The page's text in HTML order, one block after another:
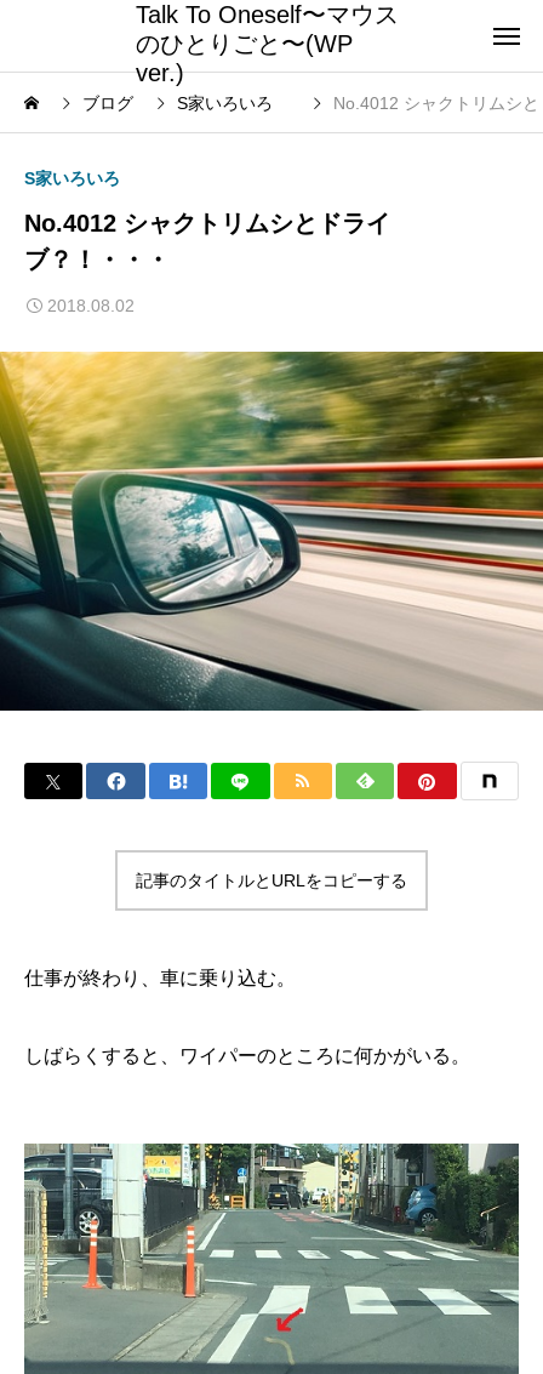
Talk To Oneself〜マウス
のひとりごと〜(WP
ver.)
ブログ S家いろいろ No.4012 シャクトリムシ
S家いろいろ
No.4012 シャクトリムシとドライ
ブ？！・・・
2018.08.02
記事のタイトルとURLをコピーする
仕事が終わり、車に乗り込む。
しばらくすると、ワイパーのところに何かがいる。